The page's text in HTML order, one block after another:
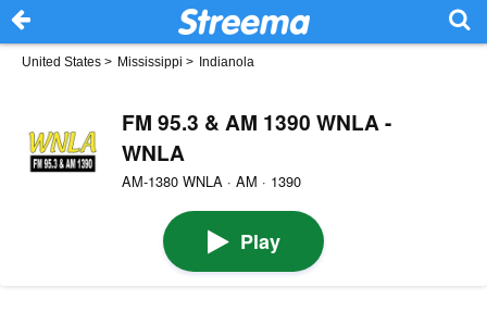
United States > Mississippi > Indianola
FM 95.3 & AM 1390 WNLA -
WNLA
AM-1380 WNLA · AM · 1390
Play